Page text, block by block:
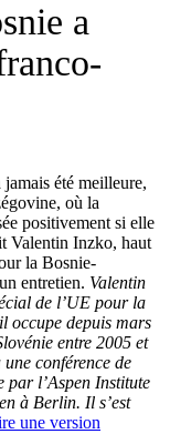
a
été meilleure,
où la
positivement si elle
Valentin Inzko, haut
la Bosnie-
entretien. Valentin
de l’UE pour la
occupe depuis mars
entre 2005 et
conférence de
par l’Aspen Institute
à Berlin. Il s’est
une version